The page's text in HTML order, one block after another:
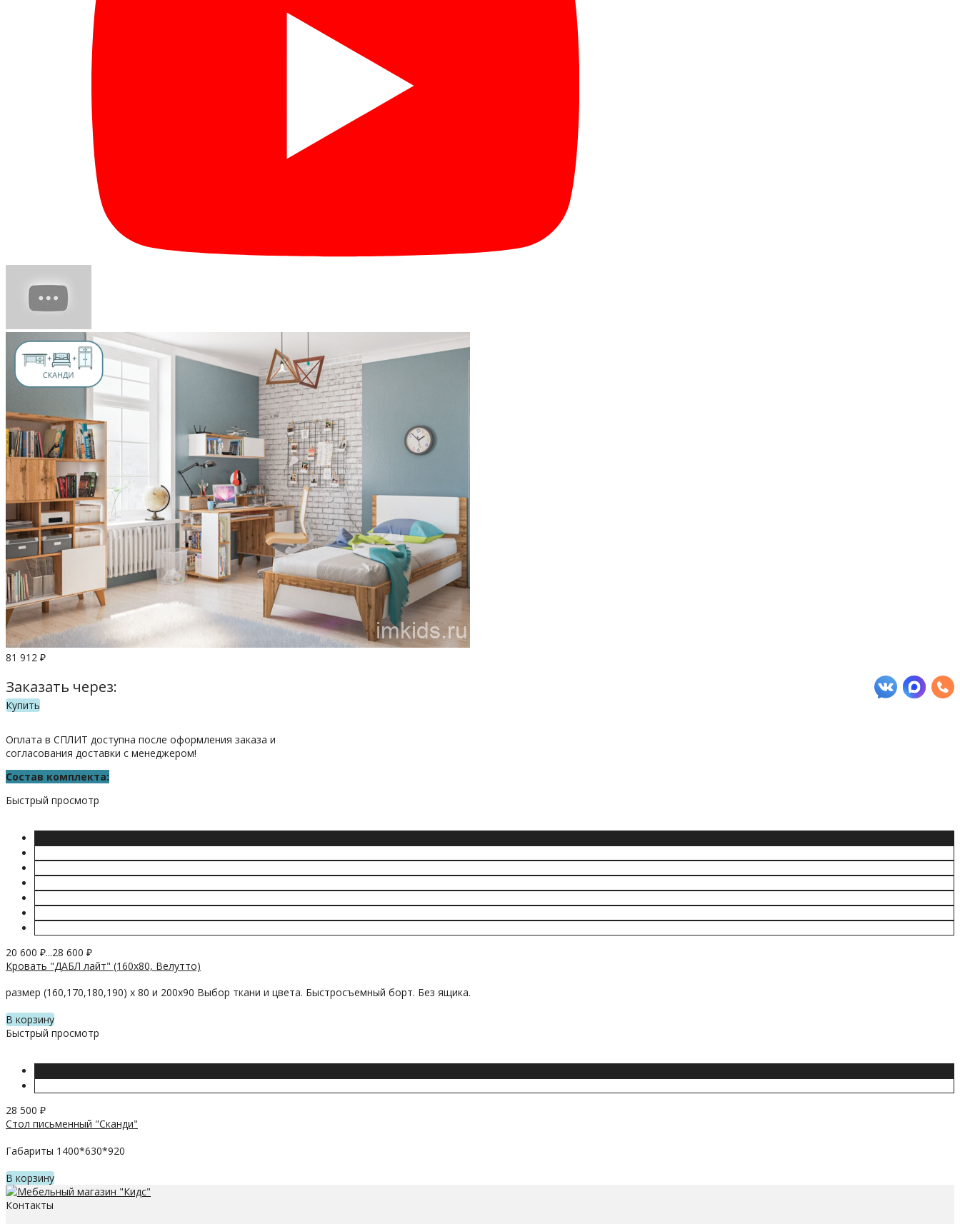
81 912 ₽
Заказать через:
Купить
Оплата в СПЛИТ доступна после оформления заказа и
согласования доставки с менеджером!
Состав комплекта:
Быстрый просмотр
20 600 ₽...28 600 ₽
Кровать "ДАБЛ лайт" (160х80, Велутто)
размер (160,170,180,190) х 80 и 200х90 Выбор ткани и цвета. Быстросъемный борт. Без ящика.
В корзину
Быстрый просмотр
28 500 ₽
Стол письменный "Сканди"
Габариты 1400*630*920
В корзину
Контакты